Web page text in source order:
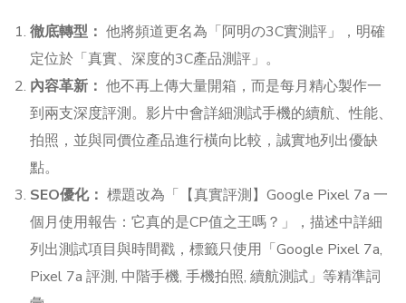
徹底轉型： 他將頻道更名為「阿明の3C實測評」，明確
定位於「真實、深度的3C產品測評」。
內容革新： 他不再上傳大量開箱，而是每月精心製作一
到兩支深度評測。影片中會詳細測試手機的續航、性能、
拍照，並與同價位產品進行橫向比較，誠實地列出優缺
點。
SEO優化： 標題改為「【真實評測】Google Pixel 7a 一
個月使用報告：它真的是CP值之王嗎？」，描述中詳細
列出測試項目與時間戳，標籤只使用「Google Pixel 7a,
Pixel 7a 評測, 中階手機, 手機拍照, 續航測試」等精準詞